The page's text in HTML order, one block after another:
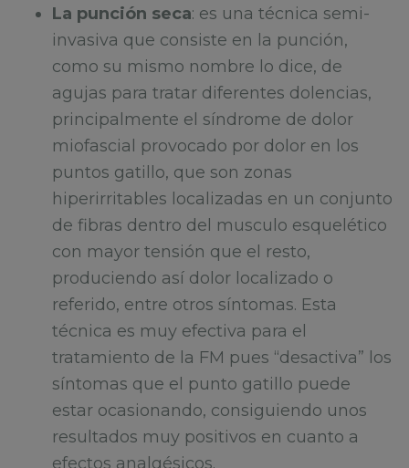
La punción seca: es una técnica semi-
invasiva que consiste en la punción,
como su mismo nombre lo dice, de
agujas para tratar diferentes dolencias,
principalmente el síndrome de dolor
miofascial provocado por dolor en los
puntos gatillo, que son zonas
hiperirritables localizadas en un conjunto
de fibras dentro del musculo esquelético
con mayor tensión que el resto,
produciendo así dolor localizado o
referido, entre otros síntomas. Esta
técnica es muy efectiva para el
tratamiento de la FM pues “desactiva” los
síntomas que el punto gatillo puede
estar ocasionando, consiguiendo unos
resultados muy positivos en cuanto a
efectos analgésicos.